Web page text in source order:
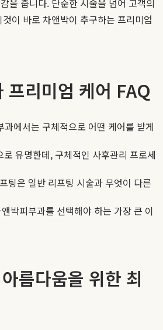
을 줍니다. 단순한 시술을 넘어 고객의
이 바로 차앤박이 추구하는 프리미엄
프리미엄 케어 FAQ
에서는 구체적으로 어떤 케어를 받게
유명한데, 구체적인 사후관리 프로세
팅은 일반 리프팅 시술과 무엇이 다른
박피부과를 선택해야 하는 가장 큰 이
름다움을 위한 최